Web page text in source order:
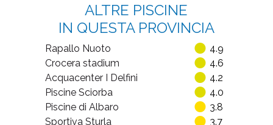
ALTRE PISCINE
IN QUESTA PROVINCIA
Rapallo Nuoto
4.9
Crocera stadium
4.6
Acquacenter I Delfini
4.2
Piscine Sciorba
4.0
Piscine di Albaro
3.8
Sportiva Sturla
3.7